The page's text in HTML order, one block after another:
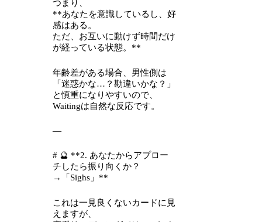
つまり、
**あなたを意識しているし、好
感はある。
ただ、お互いに動けず時間だけ
が経っている状態。**
年齢差がある場合、男性側は
「迷惑かな…？勘違いかな？」
と慎重になりやすいので、
Waitingは自然な反応です。
—
# 🔮 **2. あなたからアプロー
チしたら振り向くか？
→「Sighs」**
これは一見良くないカードに見
えますが、